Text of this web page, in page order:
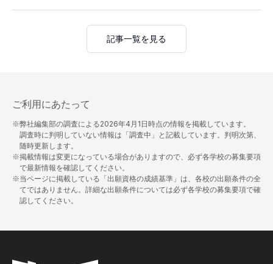
記事一覧を見る
ご利用にあたって
※弊社編集部の調査による2026年4月1日時点の情報を掲載しています。
調査時に判明していない情報は「調査中」と記載しています。判明次第、
随時更新します。
※掲載情報は変更になっている場合がありますので、必ず各学校の募集要項
で最新情報を確認してください。
※当ページに掲載している「出願資格の成績基準」は、各校の出願条件の全
てではありません。詳細な出願条件については必ず各学校の募集要項で確
認してください。